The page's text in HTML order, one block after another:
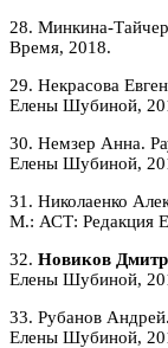
28. Минкина-
Время, 2018.
29. Некрасова
Елены Шубиной,
30. Немзер Анна.
Елены Шубиной,
31. Николаенко
М.: АСТ: Редакция
32. Новиков
Елены Шубиной,
33. Рубанов
Елены Шубиной,